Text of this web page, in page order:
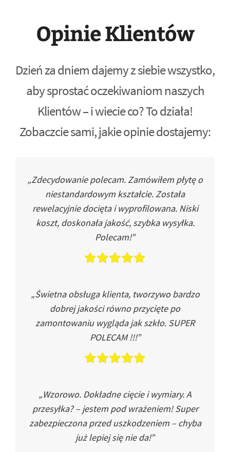
Opinie Klientów
Dzień za dniem dajemy z siebie wszystko,
aby sprostać oczekiwaniom naszych
Klientów – i wiecie co? To działa!
Zobaczcie sami, jakie opinie dostajemy:
„Zdecydowanie polecam. Zamówiłem płytę o
niestandardowym kształcie. Została
rewelacyjnie docięta i wyprofilowana. Niski
koszt, doskonała jakość, szybka wysyłka.
Polecam!”
„Świetna obsługa klienta, tworzywo bardzo
dobrej jakości równo przycięte po
zamontowaniu wygląda jak szkło. SUPER
POLECAM !!!”
„Wzorowo. Dokładne cięcie i wymiary. A
przesyłka? – jestem pod wrażeniem! Super
zabezpieczona przed uszkodzeniem – chyba
już lepiej się nie da!”